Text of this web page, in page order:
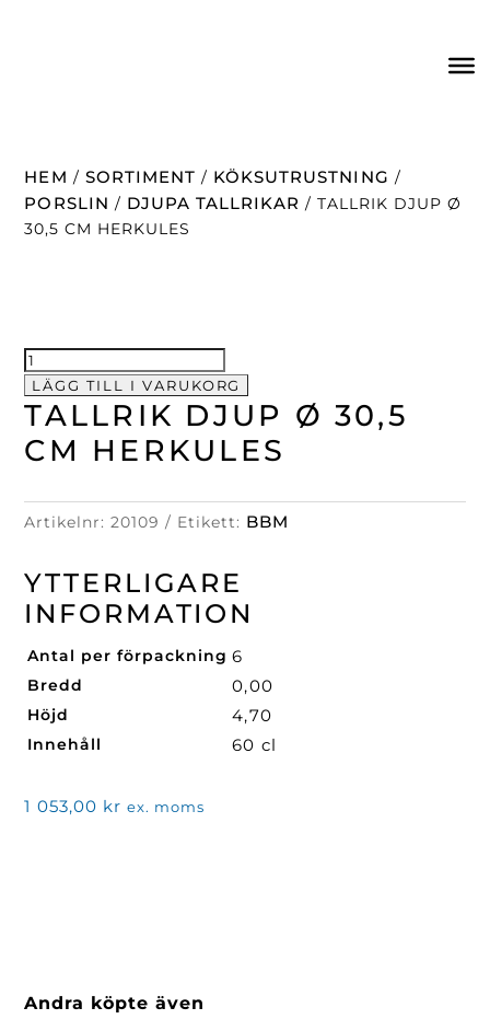
HEM / SORTIMENT / KÖKSUTRUSTNING /
PORSLIN / DJUPA TALLRIKAR / TALLRIK DJUP Ø
30,5 CM HERKULES
TALLRIK DJUP Ø 30,5
CM HERKULES
Artikelnr:20109 Etikett: BBM
YTTERLIGARE
INFORMATION
Antal per förpackning 6
Bredd 0,00
Höjd 4,70
Innehåll 60 cl
1 053,00 kr ex. moms
Tallrik
djup
Ø
cm
LÄGG TILL I VARUKORG
Andra köpte även